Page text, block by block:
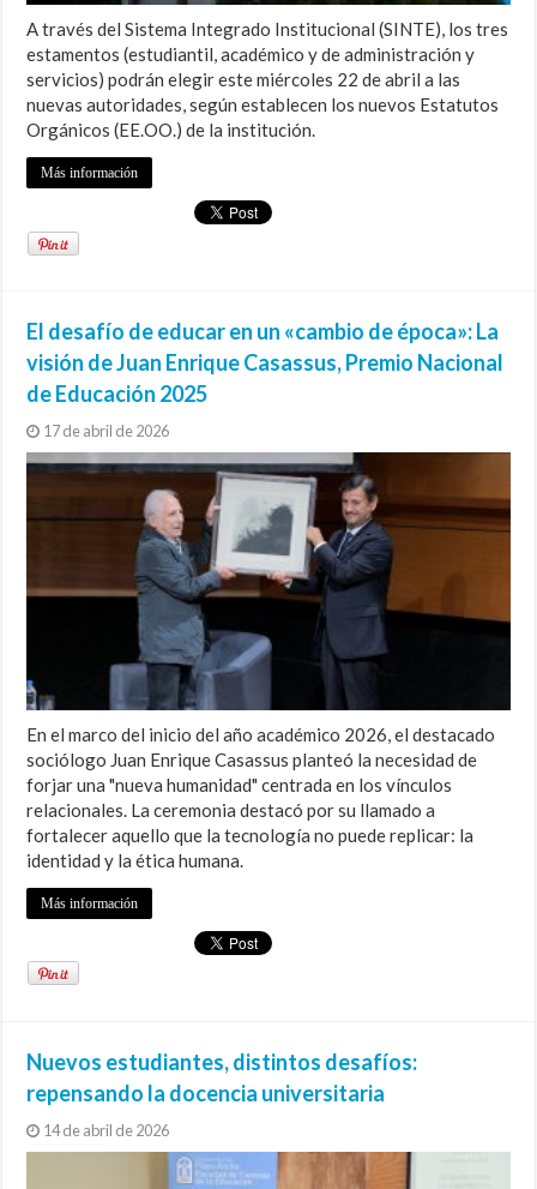
A través del Sistema Integrado Institucional (SINTE), los tres
estamentos (estudiantil, académico y de administración y
servicios) podrán elegir este miércoles 22 de abril a las
nuevas autoridades, según establecen los nuevos Estatutos
Orgánicos (EE.OO.) de la institución.
Más información
El desafío de educar en un «cambio de época»: La
visión de Juan Enrique Casassus, Premio Nacional
de Educación 2025
17 de abril de 2026
En el marco del inicio del año académico 2026, el destacado
sociólogo Juan Enrique Casassus planteó la necesidad de
forjar una "nueva humanidad" centrada en los vínculos
relacionales. La ceremonia destacó por su llamado a
fortalecer aquello que la tecnología no puede replicar: la
identidad y la ética humana.
Más información
Nuevos estudiantes, distintos desafíos:
repensando la docencia universitaria
14 de abril de 2026